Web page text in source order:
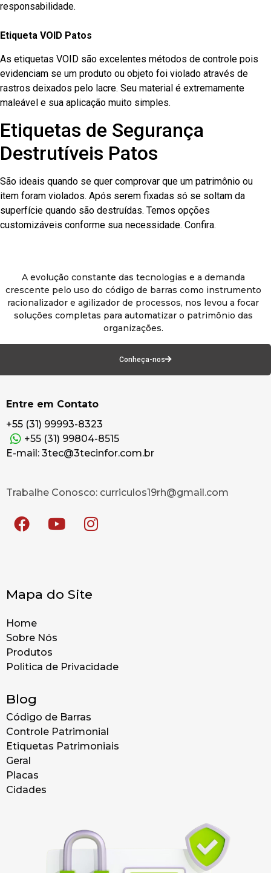
responsabilidade.
Etiqueta VOID Patos
As etiquetas VOID são excelentes métodos de controle pois
evidenciam se um produto ou objeto foi violado através de
rastros deixados pelo lacre. Seu material é extremamente
maleável e sua aplicação muito simples.
Etiquetas de Segurança
Destrutíveis Patos
São ideais quando se quer comprovar que um patrimônio ou
item foram violados. Após serem fixadas só se soltam da
superfície quando são destruídas. Temos opções
customizáveis conforme sua necessidade. Confira.
A evolução constante das tecnologias e a demanda
crescente pelo uso do código de barras como instrumento
racionalizador e agilizador de processos, nos levou a focar
soluções completas para automatizar o patrimônio das
organizações.
Conheça-nos
Entre em Contato
+55 (31) 99993-8323
+55 (31) 99804-8515
E-mail: 3tec@3tecinfor.com.br
Trabalhe Conosco: curriculos19rh@gmail.com
Mapa do Site
Home
Sobre Nós
Produtos
Politica de Privacidade
Blog
Código de Barras
Controle Patrimonial
Etiquetas Patrimoniais
Geral
Placas
Cidades